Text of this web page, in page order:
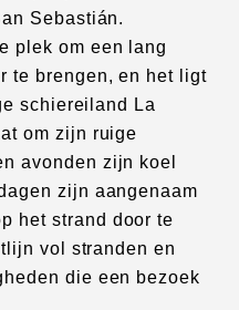
Sebastián.
plek om een lang
te brengen, en het ligt
schiereiland La
om zijn ruige
avonden zijn koel
zijn aangenaam
het strand door te
vol stranden en
die een bezoek